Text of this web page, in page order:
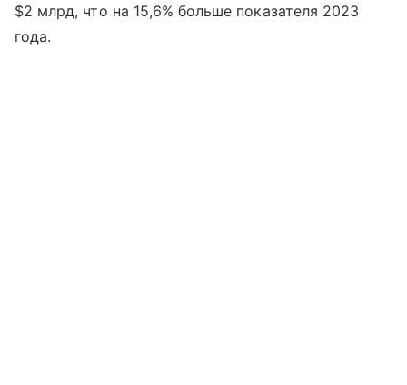
$2 млрд, что на 15,6% больше показателя 2023
года.